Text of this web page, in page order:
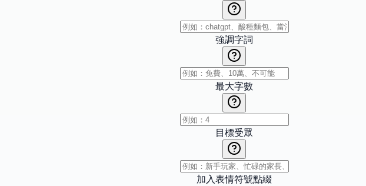
強調字詞
最大字數
目標受眾
加入表情符號點綴